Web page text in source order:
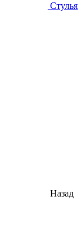
Стулья
Назад